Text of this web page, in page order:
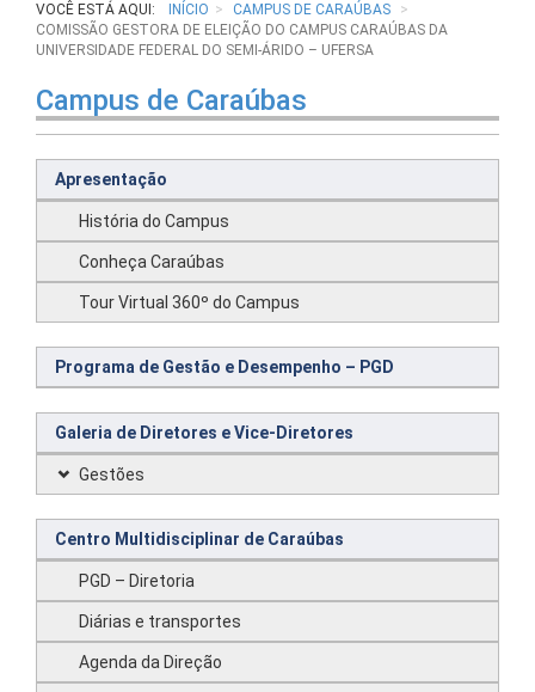
VOCÊ ESTÁ AQUI: INÍCIO
CAMPUS DE CARAÚBAS
COMISSÃO GESTORA DE ELEIÇÃO DO CAMPUS CARAÚBAS DA
UNIVERSIDADE FEDERAL DO SEMI-ÁRIDO – UFERSA
Campus de Caraúbas
Apresentação
História do Campus
Conheça Caraúbas
Tour Virtual 360º do Campus
Programa de Gestão e Desempenho – PGD
Galeria de Diretores e Vice-Diretores
Gestões
Centro Multidisciplinar de Caraúbas
PGD – Diretoria
Diárias e transportes
Agenda da Direção